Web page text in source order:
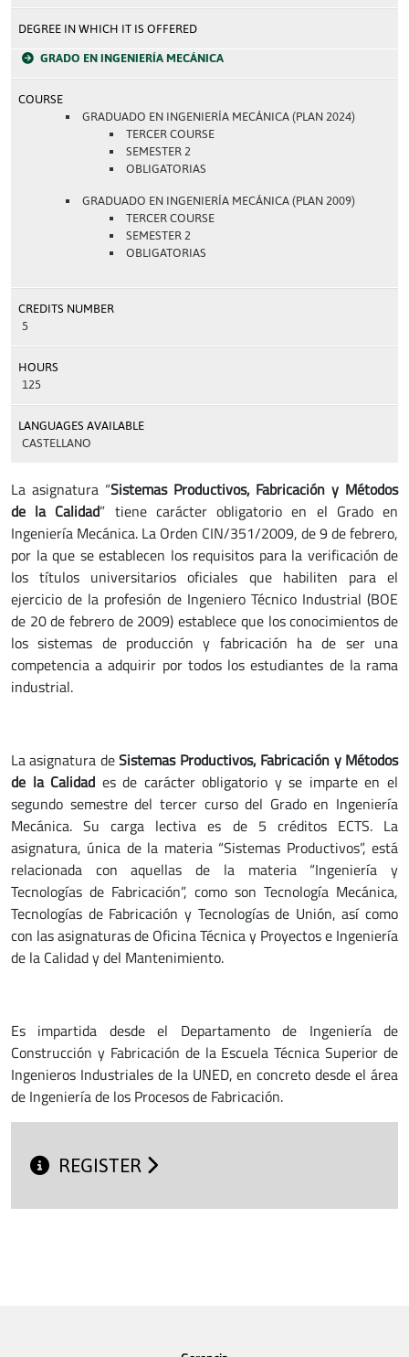
DEGREE IN WHICH IT IS OFFERED
GRADO EN INGENIERÍA MECÁNICA
COURSE
GRADUADO EN INGENIERÍA MECÁNICA (PLAN 2024)
TERCER COURSE
SEMESTER 2
OBLIGATORIAS
GRADUADO EN INGENIERÍA MECÁNICA (PLAN 2009)
TERCER COURSE
SEMESTER 2
OBLIGATORIAS
CREDITS NUMBER
5
HOURS
125
LANGUAGES AVAILABLE
CASTELLANO
La asignatura “Sistemas Productivos, Fabricación y Métodos
de la Calidad” tiene carácter obligatorio en el Grado en
Ingeniería Mecánica. La Orden CIN/351/2009, de 9 de febrero,
por la que se establecen los requisitos para la verificación de
los títulos universitarios oficiales que habiliten para el
ejercicio de la profesión de Ingeniero Técnico Industrial (BOE
de 20 de febrero de 2009) establece que los conocimientos de
los sistemas de producción y fabricación ha de ser una
competencia a adquirir por todos los estudiantes de la rama
industrial.
La asignatura deSistemas Productivos, Fabricación y Métodos
de la Calidad es de carácter obligatorio y se imparte en el
segundo semestre del tercer curso del Grado en Ingeniería
Mecánica. Su carga lectiva es de 5 créditos ECTS. La
asignatura, única de la materia “Sistemas Productivos”, está
relacionada con aquellas de la materia “Ingeniería y
Tecnologías de Fabricación”, como son Tecnología Mecánica,
Tecnologías de Fabricación y Tecnologías de Unión, así como
con las asignaturas de Oficina Técnica y Proyectos e Ingeniería
de la Calidad y del Mantenimiento.
Es impartida desde el Departamento de Ingeniería de
Construcción y Fabricación de la Escuela Técnica Superior de
Ingenieros Industriales de la UNED, en concreto desde el área
de Ingeniería de los Procesos de Fabricación.
REGISTER